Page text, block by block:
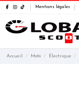
Mentions légales
Accueil Moto Electrique